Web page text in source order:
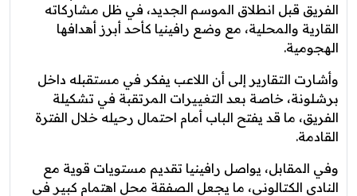
الفريق قبل انطلاق الموسم الجديد، في ظل مشاركاته
القارية والمحلية، مع وضع رافينيا كأحد أبرز أهدافها
الهجومية.
وأشارت التقارير إلى أن اللاعب يفكر في مستقبله داخل
برشلونة، خاصة بعد التغييرات المرتقبة في تشكيلة
الفريق، ما قد يفتح الباب أمام احتمال رحيله خلال الفترة
القادمة.
وفي المقابل، يواصل رافينيا تقديم مستويات قوية مع
النادي الكتالوني، ما يجعل الصفقة محل اهتمام كبير في